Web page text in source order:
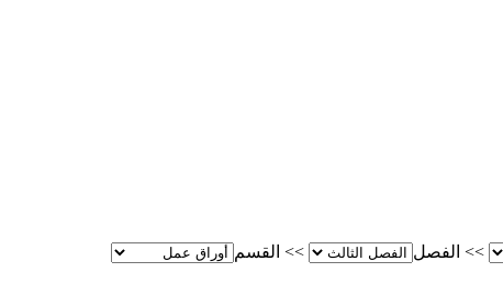
>> الفصل >> القسم